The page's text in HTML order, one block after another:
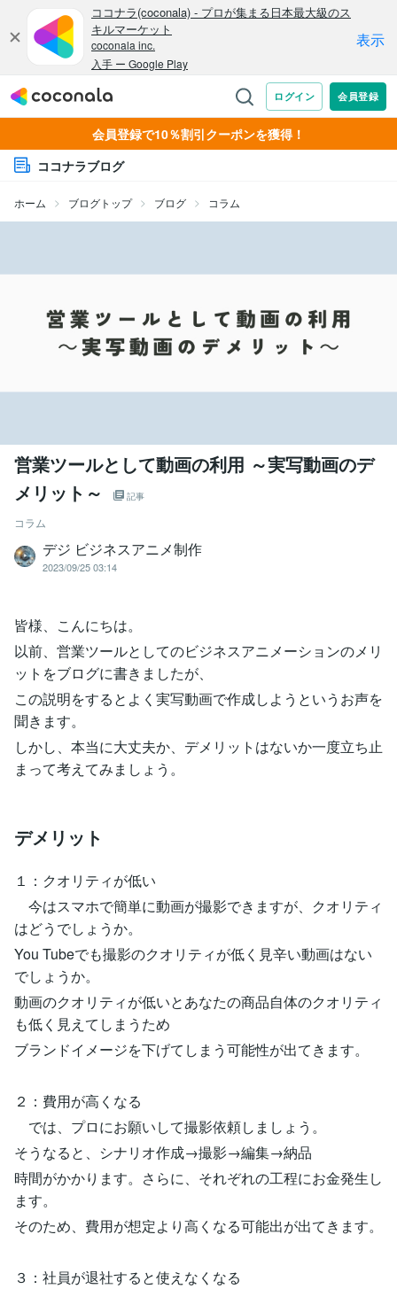
会員登録で10％割引クーポンを獲得！
ココナラブログ
ホーム ブログトップ ブログ コラム
営業ツールとして動画の利用 ～実写動画のデ
メリット～
記事
コラム
デジ ビジネスアニメ制作
2023/09/25 03:14
皆様、こんにちは。
以前、営業ツールとしてのビジネスアニメーションのメリ
ットをブログに書きましたが、
この説明をするとよく実写動画で作成しようというお声を
聞きます。
しかし、本当に大丈夫か、デメリットはないか一度立ち止
まって考えてみましょう。
デメリット
１：クオリティが低い
今はスマホで簡単に動画が撮影できますが、クオリティ
はどうでしょうか。
You Tubeでも撮影のクオリティが低く見辛い動画はない
でしょうか。
動画のクオリティが低いとあなたの商品自体のクオリティ
も低く見えてしまうため
ブランドイメージを下げてしまう可能性が出てきます。
２：費用が高くなる
では、プロにお願いして撮影依頼しましょう。
そうなると、シナリオ作成→撮影→編集→納品
時間がかかります。さらに、それぞれの工程にお金発生し
ます。
そのため、費用が想定より高くなる可能出が出てきます。
３：社員が退社すると使えなくなる